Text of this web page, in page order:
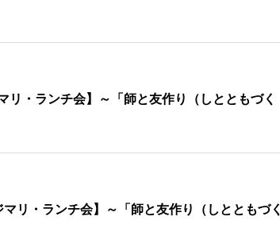
リ・ランチ会】～「師と友作り（しとともづく
リ・ランチ会】～「師と友作り（しとともづく